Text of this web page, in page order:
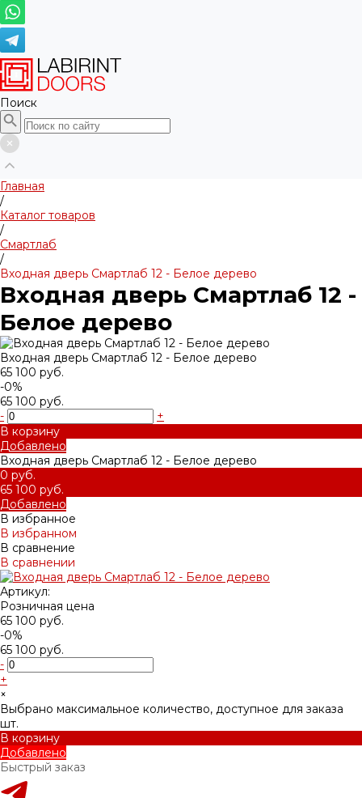
Поиск
Главная
/
Каталог товаров
/
Смартлаб
/
Входная дверь Смартлаб 12 - Белое дерево
Входная дверь Смартлаб 12 -
Белое дерево
Входная дверь Смартлаб 12 - Белое дерево
65 100 руб.
-0%
65 100 руб.
-
+
В корзину
Добавлено
Входная дверь Смартлаб 12 - Белое дерево
0 руб.
65 100 руб.
Добавлено
В избранное
В избранном
В сравнение
В сравнении
Артикул:
Розничная цена
65 100 руб.
-0%
65 100 руб.
-
+
×
Выбрано максимальное количество, доступное для заказа
шт.
В корзину
Добавлено
Быстрый заказ